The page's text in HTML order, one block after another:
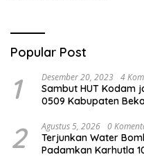
Popular Post
1 Desember 20, 2023 4
Sambut HUT Kodam
0509 Kabupaten
2 Agustus 5, 2026 0
Terjunkan Water
Padamkan Karhutla